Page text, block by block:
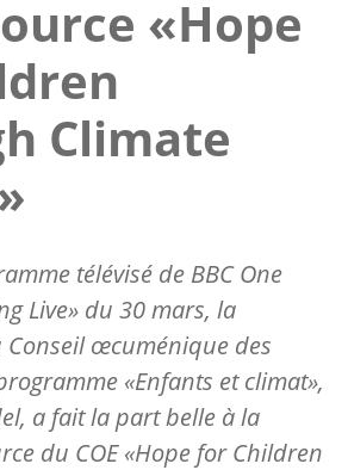
«Hope
Climate
télévisé de BBC One
Live» du 30 mars, la
œcuménique des
«Enfants et climat»,
a fait la part belle à la
du COE «Hope for Children